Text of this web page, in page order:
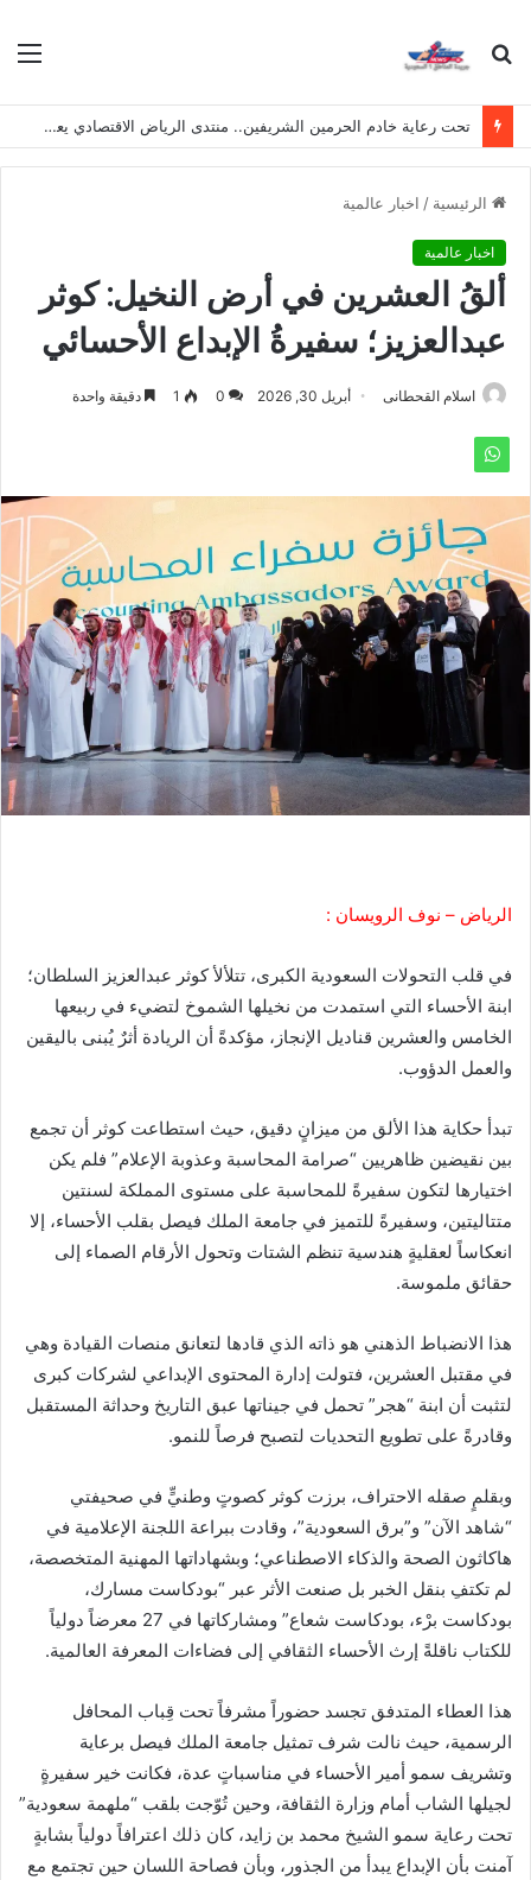
بحث
تحت رعاية خادم الحرمين الشريفين.. منتدى الرياض الاقتصادي يعقد دورته الـ(12) أكتوبر القادم
الرئيسية / اخبار عالمية
اخبار عالمية
ألقُ العشرين في أرض النخيل: كوثر
عبدالعزيز؛ سفيرةُ الإبداع الأحسائي
اسلام القحطانى أبريل 30, 2026 0
1 دقيقة واحدة
الرياض – نوف الرويسان :
في قلب التحولات السعودية الكبرى، تتلألأ كوثر عبدالعزيز السلطان؛
ابنة الأحساء التي استمدت من نخيلها الشموخ لتضيء في ربيعها
الخامس والعشرين قناديل الإنجاز، مؤكدةً أن الريادة أثرٌ يُبنى باليقين
والعمل الدؤوب.
تبدأ حكاية هذا الألق من ميزانٍ دقيق، حيث استطاعت كوثر أن تجمع
بين نقيضين ظاهريين “صرامة المحاسبة وعذوبة الإعلام” فلم يكن
اختيارها لتكون سفيرةً للمحاسبة على مستوى المملكة لسنتين
متتاليتين، وسفيرةً للتميز في جامعة الملك فيصل بقلب الأحساء، إلا
انعكاساً لعقليةٍ هندسية تنظم الشتات وتحول الأرقام الصماء إلى
حقائق ملموسة.
هذا الانضباط الذهني هو ذاته الذي قادها لتعانق منصات القيادة وهي
في مقتبل العشرين، فتولت إدارة المحتوى الإبداعي لشركات كبرى
لتثبت أن ابنة “هجر” تحمل في جيناتها عبق التاريخ وحداثة المستقبل
وقادرةً على تطويع التحديات لتصبح فرصاً للنمو.
وبقلمٍ صقله الاحتراف، برزت كوثر كصوتٍ وطنيٍّ في صحيفتي
“شاهد الآن” و”برق السعودية”، وقادت ببراعة اللجنة الإعلامية في
هاكاثون الصحة والذكاء الاصطناعي؛ وبشهاداتها المهنية المتخصصة،
لم تكتفِ بنقل الخبر بل صنعت الأثر عبر “بودكاست مسارك،
بودكاست برْء، بودكاست شعاع” ومشاركاتها في 27 معرضاً دولياً
للكتاب ناقلةً إرث الأحساء الثقافي إلى فضاءات المعرفة العالمية.
هذا العطاء المتدفق تجسد حضوراً مشرفاً تحت قِباب المحافل
الرسمية، حيث نالت شرف تمثيل جامعة الملك فيصل برعاية
وتشريف سمو أمير الأحساء في مناسباتٍ عدة، فكانت خير سفيرةٍ
لجيلها الشاب أمام وزارة الثقافة، وحين تُوّجت بلقب “ملهمة سعودية”
تحت رعاية سمو الشيخ محمد بن زايد، كان ذلك اعترافاً دولياً بشابةٍ
آمنت بأن الإبداع يبدأ من الجذور، وبأن فصاحة اللسان حين تجتمع مع